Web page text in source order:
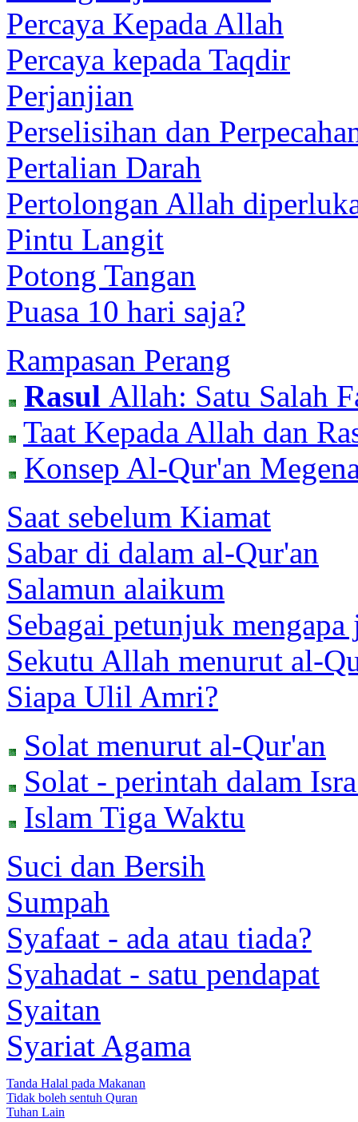
Percaya Kepada Allah
Percaya kepada Taqdir
Perjanjian
Perselisihan dan
Pertalian Darah
Pertolongan Allah
Pintu Langit
Potong Tangan
Puasa 10 hari saja?
Rampasan Perang
Rasul Allah: Satu Salah
Taat Kepada Allah dan
Konsep Al-Qur'an
Saat sebelum Kiamat
Sabar di dalam al-Qur'an
Salamun alaikum
Sebagai petunjuk
Sekutu Allah menurut al-
Siapa Ulil Amri?
Solat menurut al-Qur'an
Solat - perintah dalam
Islam Tiga Waktu
Suci dan Bersih
Sumpah
Syafaat - ada atau tiada?
Syahadat - satu pendapat
Syaitan
Syariat Agama
Tanda Halal pada Makanan
Tidak boleh sentuh Quran
Tuhan Lain